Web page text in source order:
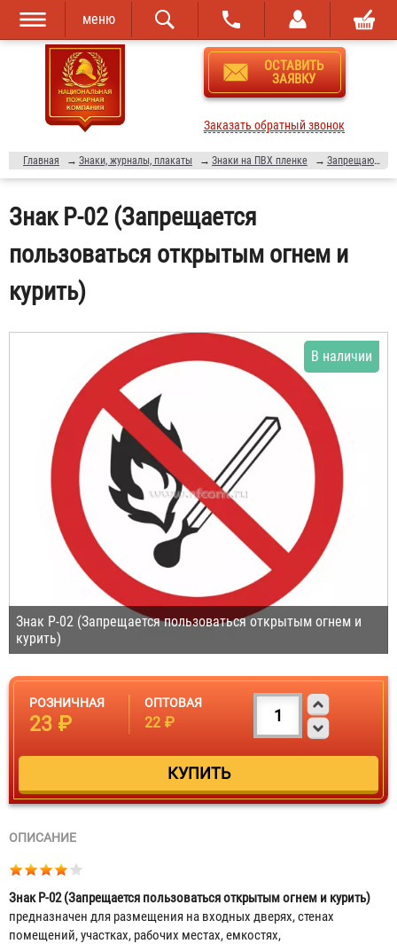
Перейти к
основному
содержанию
Skip to
navigation
меню
ОСТАВИТЬ
ЗАЯВКУ
Заказать обратный звонок
Главная → Знаки, журналы, плакаты → Знаки на ПВХ пленке → Запрещающие знаки
Знак P-02 (Запрещается
пользоваться открытым огнем и
курить)
Знак P-02 (Запрещается пользоваться открытым огнем и
курить)
В наличии
РОЗНИЧНАЯ
23 ₽
ОПТОВАЯ
22 ₽
ОПИСАНИЕ
Знак P-02 (Запрещается пользоваться открытым огнем и курить)
предназначен для размещения на входных дверях, стенах
помещений, участках, рабочих местах, емкостях,